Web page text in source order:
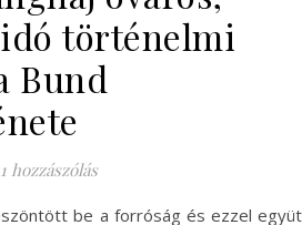
történelmi
Bund
1 hozzászólás
be a forróság és ezzel